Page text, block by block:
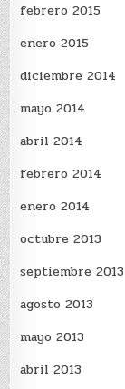
febrero 2015
enero 2015
diciembre 2014
mayo 2014
abril 2014
febrero 2014
enero 2014
octubre 2013
septiembre 2013
agosto 2013
mayo 2013
abril 2013